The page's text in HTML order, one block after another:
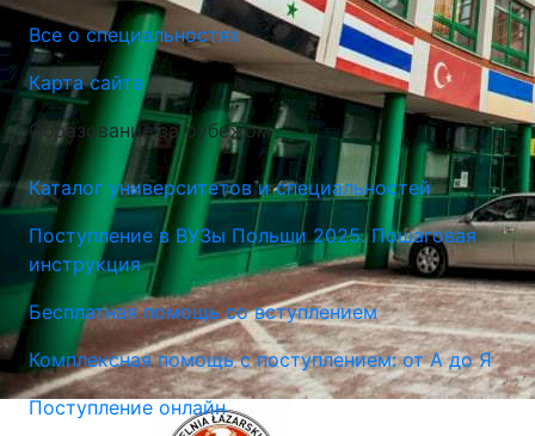
Все о специальностях
Карта сайта
Образование за рубежом
Каталог университетов и специальностей
Поступление в ВУЗы Польши 2025. Пошаговая
инструкция
Бесплатная помощь со вступлением
Комплексная помощь с поступлением: от А до Я
Поступление онлайн